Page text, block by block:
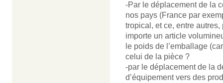
-Par le déplacement de la
nos pays (France par
tropical, et ce, entre
importe un article
le poids de l’emballage
celui de la pièce ?
-par le déplacement de la
d’équipement vers des